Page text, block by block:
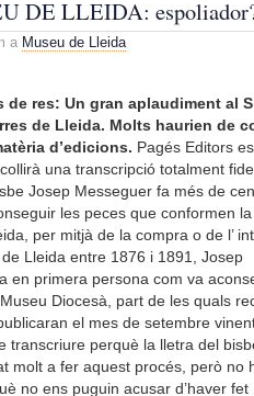
DE LLEIDA:
a Museu de Lleida
de res: Un gran aplaudiment al
de Lleida. Molts haurien de
d’edicions. Pagés Editors
una transcripció totalment
Josep Messeguer fa més de
les peces que conformen la
per mitjà de la compra o de l’
Lleida entre 1876 i 1891, Josep
en primera persona com va
Diocesà, part de les quals
el mes de setembre
transcriure perquè la lletra del
molt a fer aquest procés, però no
no ens puguin acusar d’haver fet